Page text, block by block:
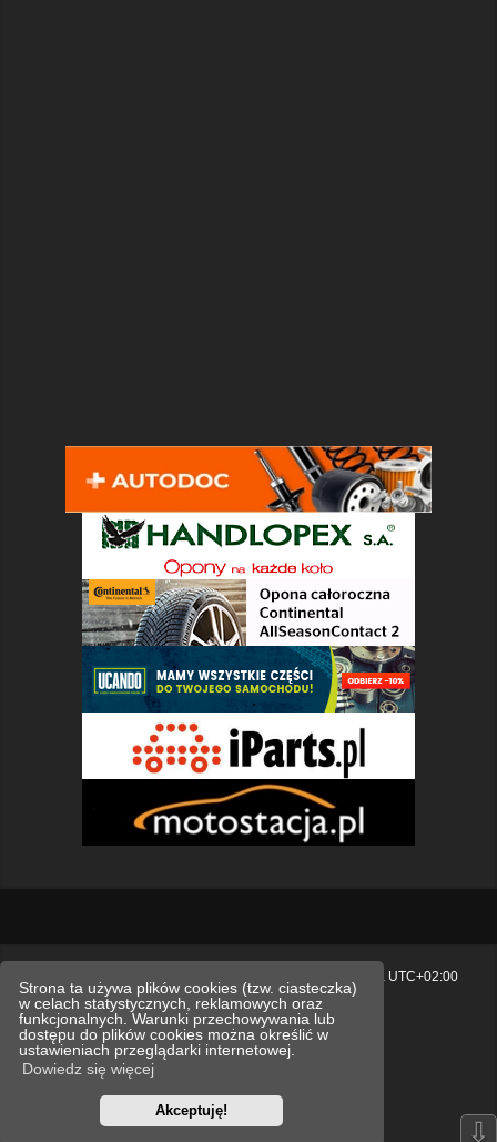
Strona ta używa plików cookies (tzw. ciasteczka)
w celach statystycznych, reklamowych oraz
funkcjonalnych. Warunki przechowywania lub
dostępu do plików cookies można określić w
ustawieniach przeglądarki internetowej.
Dowiedz się więcej
Akceptuję!
Strefa czasowa UTC+02:00
Polityka prywatności.
Technologię dostarczaphpBB® Forum Software © phpBB Limited
Polski pakiet językowy dostarczaphpBB.pl
we_universal created by INVENTEA & v12mike
phpBB SEO ⇩